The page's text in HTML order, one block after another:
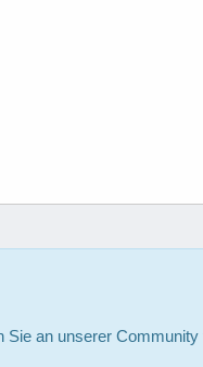
Sie an unserer Community